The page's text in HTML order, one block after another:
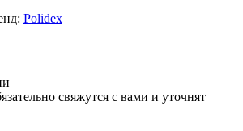
Polidex
свяжутся с вами и уточнят